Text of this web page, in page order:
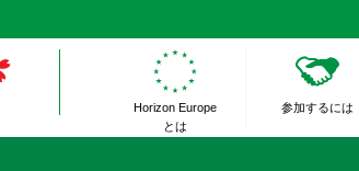
Horizon Europe
とは
参加するには